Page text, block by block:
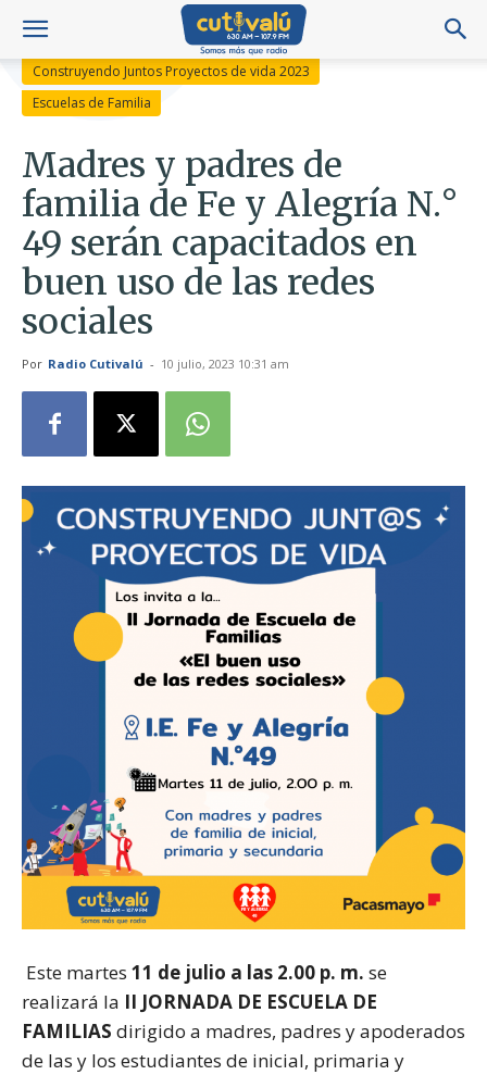
Construyendo Juntos Proyectos de vida 2023
Escuelas de Familia
Madres y padres de
familia de Fe y Alegría N.°
49 serán capacitados en
buen uso de las redes
sociales
Por Radio Cutivalú - 10 julio, 2023 10:31 am
Este martes 11 de julio a las 2.00 p. m. se
realizará la II JORNADA DE ESCUELA DE
FAMILIAS dirigido a madres, padres y apoderados
de las y los estudiantes de inicial, primaria y